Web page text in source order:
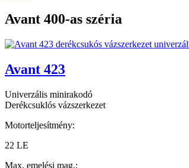
Avant 400-as széria
Avant 423
Univerzális minirakodó
Derékcsuklós vázszerkezet
Motorteljesítmény:
22 LE
Max. emelési mag.: